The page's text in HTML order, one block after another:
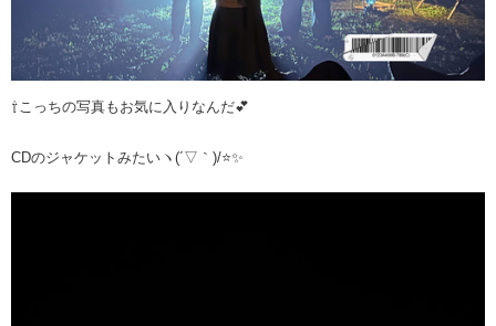
⇧こっちの写真もお気に入りなんだ💕
CDのジャケットみたいヽ(´▽｀)/⭐️✨